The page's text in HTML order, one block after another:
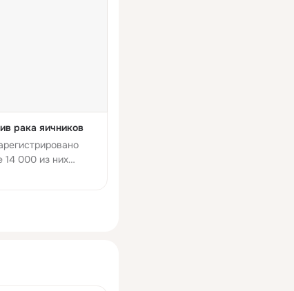
рака яичников
14 000 из них